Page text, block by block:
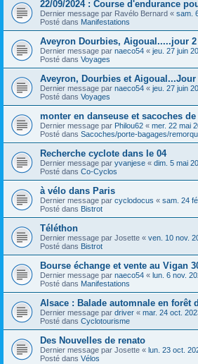
22/09/2024 : Course d'endurance
Dernier message par Ravélo Bernard « sam.
Posté dans Manifestations
Aveyron Dourbies, Aigoual.....jour 2
Dernier message par naeco54 « jeu. 27 juin
Posté dans Voyages
Aveyron, Dourbies et Aigoual...Jour
Dernier message par naeco54 « jeu. 27 juin
Posté dans Voyages
monter en danseuse et sacoches de
Dernier message par Philou62 « mer. 22 mai
Posté dans Sacoches/porte-bagages/
Recherche cyclote dans le 04
Dernier message par yvanjese « dim. 5 mai
Posté dans Co-Cyclos
à vélo dans Paris
Dernier message par cyclodocus « sam. 24
Posté dans Bistrot
Téléthon
Dernier message par Josette « ven. 10 nov.
Posté dans Bistrot
Bourse échange et vente au Vigan
Dernier message par naeco54 « lun. 6 nov.
Posté dans Manifestations
Alsace : Balade automnale en forêt
Dernier message par driver « mar. 24 oct.
Posté dans Cyclotourisme
Des Nouvelles de renato
Dernier message par Josette « lun. 23 oct.
Posté dans Vélos